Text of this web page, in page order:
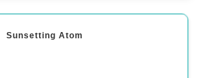
Sunsetting Atom